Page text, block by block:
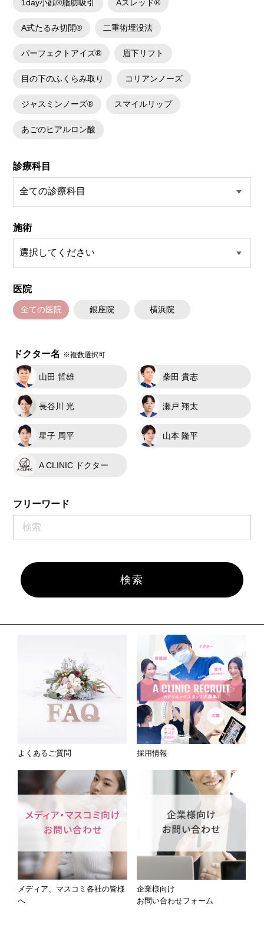
1day小顔®脂肪吸引 Aスレッド®
A式たるみ切開® 二重術埋没法
パーフェクトアイズ® 眉下リフト
目の下のふくらみ取り コリアンノーズ
ジャスミンノーズ® スマイルリップ
あごのヒアルロン酸
診療科目
施術
医院
全ての医院 銀座院 横浜院
ドクター名 ※複数選択可
山田 哲雄 柴田 貴志
長谷川 光 瀬戸 翔太
星子 周平 山本 隆平
A CLINIC ドクター
フリーワード
よくあるご質問 採用情報
メディア、マスコミ各社の皆様
へ
企業様向け
お問い合わせフォーム